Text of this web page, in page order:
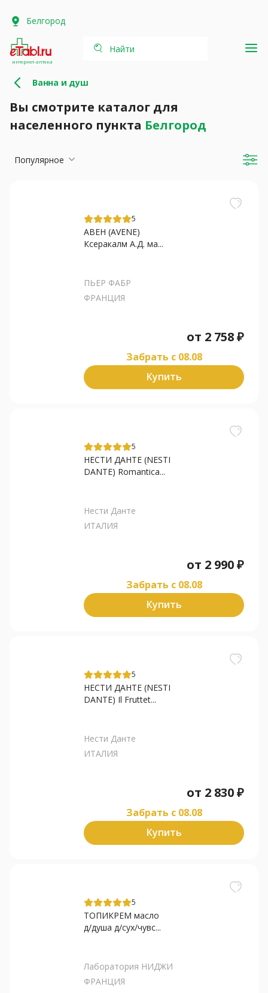
Белгород
интернет-аптека
Найти
Ванна и душ
Вы смотрите каталог для
населенного пункта Белгород
Популярное
5
АВЕН (AVENE)
Ксеракалм А.Д. ма...
ПЬЕР ФАБР
ФРАНЦИЯ
от 2 758₽
Забрать c 08.08
Купить
5
НЕСТИ ДАНТЕ (NESTI
DANTE) Romantica...
Нести Данте
ИТАЛИЯ
от 2 990₽
Забрать c 08.08
Купить
5
НЕСТИ ДАНТЕ (NESTI
DANTE) Il Fruttet...
Нести Данте
ИТАЛИЯ
от 2 830₽
Забрать c 08.08
Купить
5
ТОПИКРЕМ масло
д/душа д/сух/чувс...
Лаборатория НИДЖИ
ФРАНЦИЯ